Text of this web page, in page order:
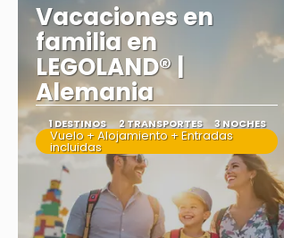
Vacaciones en
familia en
LEGOLAND® |
Alemania
1 DESTINOS 2 TRANSPORTES 3 NOCHES
Vuelo + Alojamiento + Entradas
incluidas